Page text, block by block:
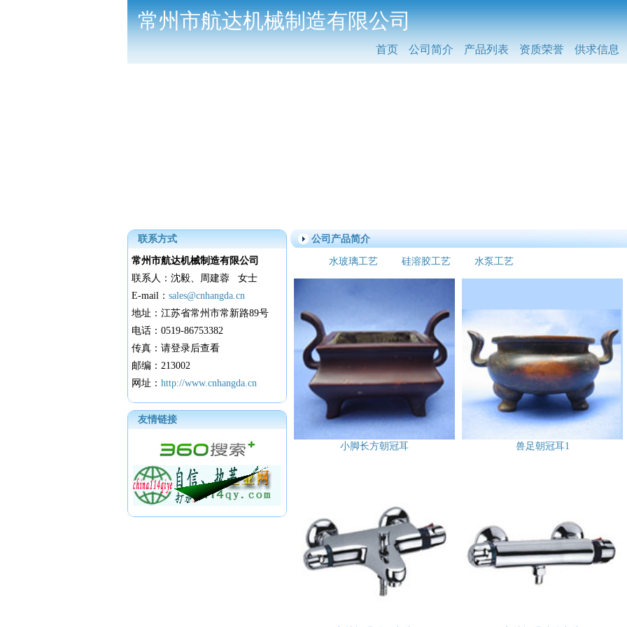
常州市航达机械制造有限公司
首页 公司简介 产品列表 资质荣誉 供求信息
联系方式
常州市航达机械制造有限公司
联系人：沈毅、周建蓉 女士
E-mail： sales@cnhangda.cn
地址：江苏省常州市常新路89号
电话：0519-86753382
传真：请登录后查看
邮编：213002
网址： http://www.cnhangda.cn
友情链接
公司产品简介
水玻璃工艺 硅溶胶工艺 水泵工艺
小脚长方朝冠耳 兽足朝冠耳1